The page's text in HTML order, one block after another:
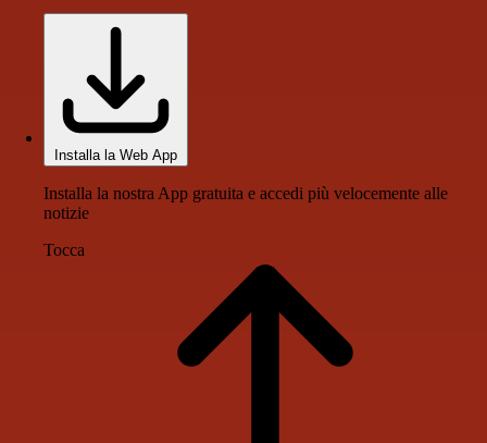
Installa la Web App
Installa la nostra App gratuita e accedi più velocemente alle
notizie
Tocca